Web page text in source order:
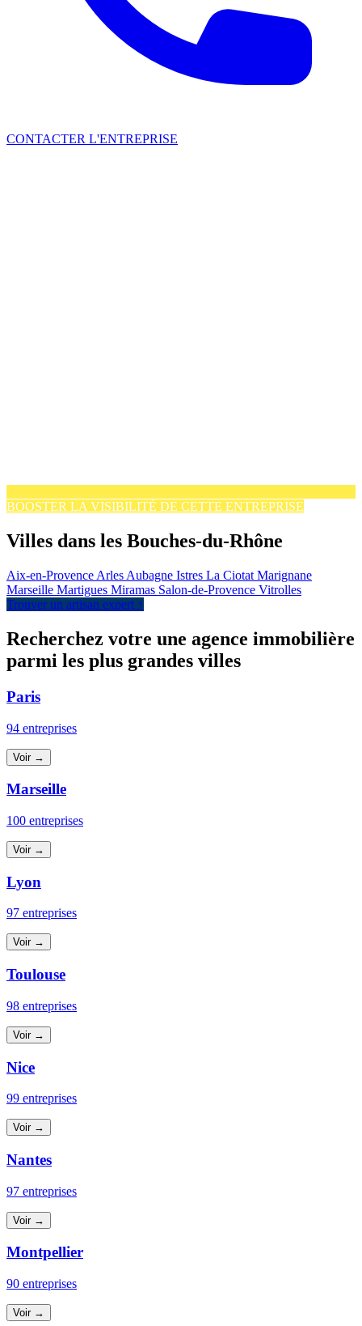
CONTACTER L'ENTREPRISE
BOOSTER LA VISIBILITÉ DE CETTE ENTREPRISE
Villes dans les Bouches-du-Rhône
Aix-en-Provence Arles Aubagne Istres La Ciotat Marignane
Marseille Martigues Miramas Salon-de-Provence Vitrolles
Trouver un artisan expert ↑
Recherchez votre une agence immobilière
parmi les plus grandes villes
Paris
94 entreprises
Voir →
Marseille
100 entreprises
Voir →
Lyon
97 entreprises
Voir →
Toulouse
98 entreprises
Voir →
Nice
99 entreprises
Voir →
Nantes
97 entreprises
Voir →
Montpellier
90 entreprises
Voir →